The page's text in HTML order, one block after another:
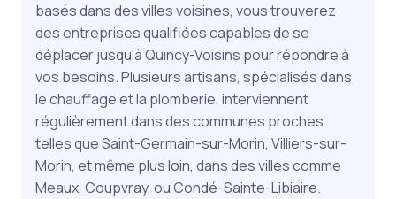
basés dans des villes voisines, vous trouverez
des entreprises qualifiées capables de se
déplacer jusqu'à Quincy-Voisins pour répondre à
vos besoins. Plusieurs artisans, spécialisés dans
le chauffage et la plomberie, interviennent
régulièrement dans des communes proches
telles que Saint-Germain-sur-Morin, Villiers-sur-
Morin, et même plus loin, dans des villes comme
Meaux, Coupvray, ou Condé-Sainte-Libiaire.